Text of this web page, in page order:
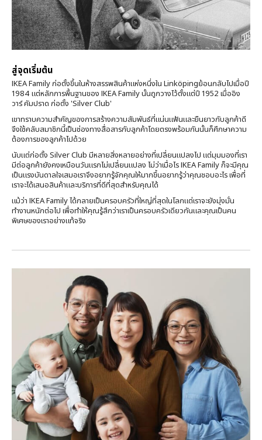
สู่จุดเริ่มต้น
IKEA Family ก่อตั้งขึ้นในห้างสรรพสินค้าแห่งหนึ่งใน Linköpingย้อนกลับไปเมื่อปี
1984 แต่หลักการพื้นฐานของ IKEA Family นั้นถูกวางไว้ตั้งแต่ปี 1952 เมื่ออิง
วาร์ คัมปราด ก่อตั้ง 'Silver Club'
เขาทราบความสำคัญของการสร้างความสัมพันธ์ที่แน่นแฟ้นและยืนยาวกับลูกค้าดี
จึงใช้คลับสมาชิกนี้เป็นช่องทางสื่อสารกับลูกค้าโดยตรงพร้อมกันนั้นก็ศึกษาความ
ต้องการของลูกค้าไปด้วย
นับแต่ก่อตั้ง Silver Club มีหลายสิ่งหลายอย่างที่เปลี่ยนแปลงไป แต่มุมมองที่เรา
มีต่อลูกค้ายังคงเหมือนวันแรกไม่เปลี่ยนแปลง ไม่ว่าเมื่อไร IKEA Family ก็จะมีคุณ
เป็นแรงบันดาลใจเสมอเราจึงอยากรู้จักคุณให้มากขึ้นอยากรู้ว่าคุณชอบอะไรเพื่อที่
เราจะได้เสนอสินค้าและบริการที่ดีที่สุดสำหรับคุณได้
แม้ว่า IKEA Family ได้กลายเป็นครอบครัวที่ใหญ่ที่สุดในโลกแต่เราจะยังมุ่งมั่น
ทำงานหนักต่อไป เพื่อทำให้คุณรู้สึกว่าเราเป็นครอบครัวเดียวกันและคุณเป็นคน
พิเศษของเราอย่างแท้จริง